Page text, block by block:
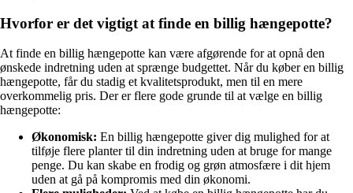
Hvorfor er det vigtigt at finde en billig hængepotte?
At finde en billig hængepotte kan være afgørende for at opnå den
ønskede indretning uden at sprænge budgettet. Når du køber en billig
hængepotte, får du stadig et kvalitetsprodukt, men til en mere
overkommelig pris. Der er flere gode grunde til at vælge en billig
hængepotte:
Økonomisk: En billig hængepotte giver dig mulighed for at
tilføje flere planter til din indretning uden at bruge for mange
penge. Du kan skabe en frodig og grøn atmosfære i dit hjem
uden at gå på kompromis med din økonomi.